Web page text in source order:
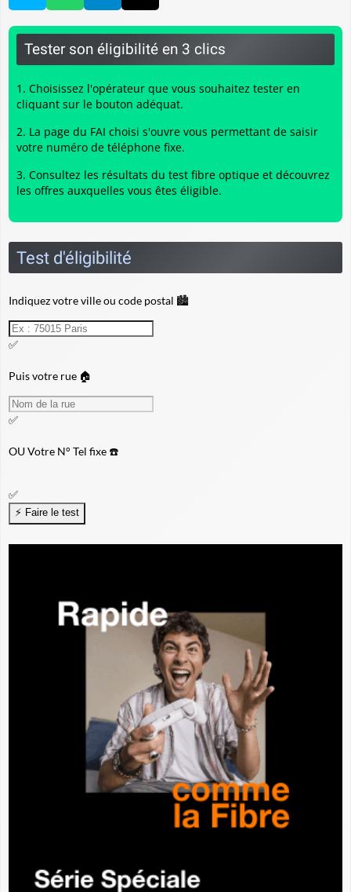
Tester son éligibilité en 3 clics
Choisissez l'opérateur que vous souhaitez tester en
cliquant sur le bouton adéquat.
La page du FAI choisi s'ouvre vous permettant de saisir
votre numéro de téléphone fixe.
Consultez les résultats du test fibre optique et découvrez
les offres auxquelles vous êtes éligible.
Test d'éligibilité
Indiquez votre ville ou code postal 🏙️
✅
Puis votre rue 🏠
✅
OUVotre N° Tel fixe ☎️
✅